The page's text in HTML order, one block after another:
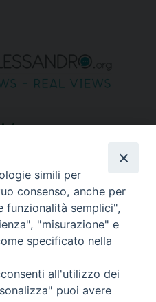
su
simili per
consenso, anche per
funzionalità semplici",
"misurazione" e
specificato nella
all'utilizzo dei
puoi avere